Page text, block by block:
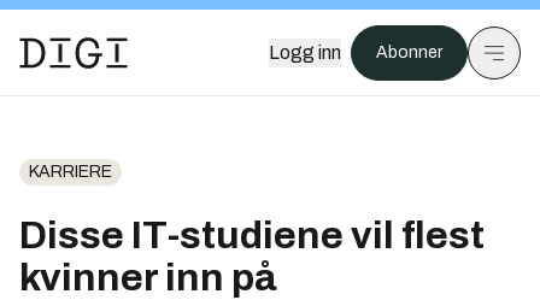
Logg inn Abonner
KARRIERE
Disse IT-studiene vil flest
kvinner inn på